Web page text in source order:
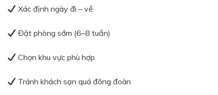
Xác định ngày đi – về
Đặt phòng sớm (6–8 tuần)
Chọn khu vực phù hợp
Tránh khách sạn quá đông đoàn